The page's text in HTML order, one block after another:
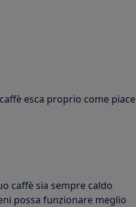
esca proprio come piace
caffè sia sempre caldo
possa funzionare meglio